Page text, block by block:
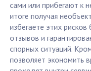
сами или прибегают к
итоге получая
избегаете этих
отзывов и
спорных ситуаций.
позволяет экономить